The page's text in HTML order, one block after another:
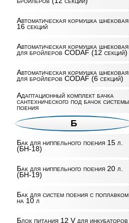
Автоматическая кормушка шнековая
16 секций
Автоматическая кормушка шнековая
для бройлеров CODAF (12 секций)
Автоматическая кормушка шнековая
для бройлеров CODAF (6 секций)
Адаптационный комплект бачка
сантехнического под бачок системы
поения
Б
Бак для ниппельного поения 15 л.
(БН-18)
Бак для ниппельного поения 20 л.
(БН-19)
Бак для систем поения с поплавком
на 10 л
Блок питания 12 V для инкубаторов